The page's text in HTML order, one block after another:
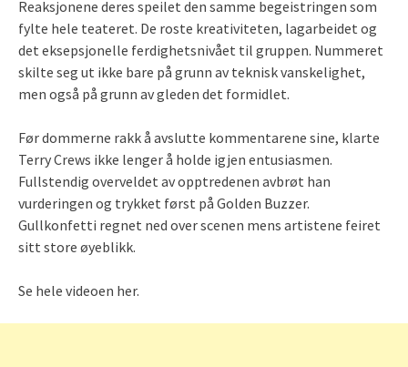
Reaksjonene deres speilet den samme begeistringen som
fylte hele teateret. De roste kreativiteten, lagarbeidet og
det eksepsjonelle ferdighetsnivået til gruppen. Nummeret
skilte seg ut ikke bare på grunn av teknisk vanskelighet,
men også på grunn av gleden det formidlet.
Før dommerne rakk å avslutte kommentarene sine, klarte
Terry Crews ikke lenger å holde igjen entusiasmen.
Fullstendig overveldet av opptredenen avbrøt han
vurderingen og trykket først på Golden Buzzer.
Gullkonfetti regnet ned over scenen mens artistene feiret
sitt store øyeblikk.
Se hele videoen her.